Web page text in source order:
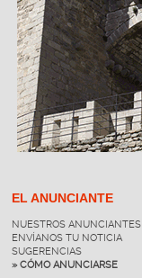
EL ANUNCIANTE
NUESTROS ANUNCIANTES
ENVÍANOS TU NOTICIA
SUGERENCIAS
» CÓMO ANUNCIARSE